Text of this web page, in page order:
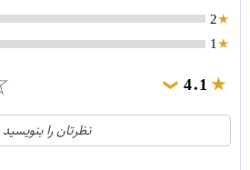
2
1
4.1
❯
21
نظرتان را بنویسید